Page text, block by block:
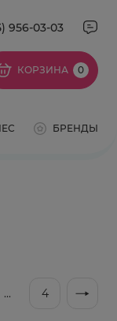
956-03-03
КОРЗИНА 0
БРЕНДЫ
... 4